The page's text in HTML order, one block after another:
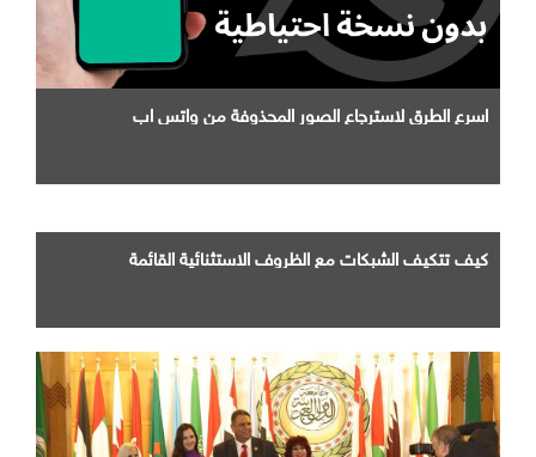
اسرع الطرق لاسترجاع الصور المحذوفة من واتس اب
كيف تتكيف الشبكات مع الظروف الاستثنائية القائمة